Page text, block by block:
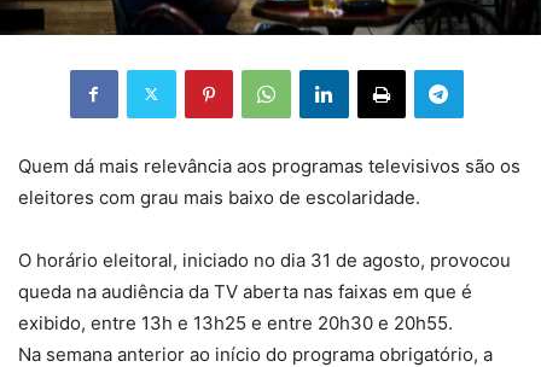
Quem dá mais relevância aos programas televisivos são os
eleitores com grau mais baixo de escolaridade.
O horário eleitoral, iniciado no dia 31 de agosto, provocou
queda na audiência da TV aberta nas faixas em que é
exibido, entre 13h e 13h25 e entre 20h30 e 20h55.
Na semana anterior ao início do programa obrigatório, a